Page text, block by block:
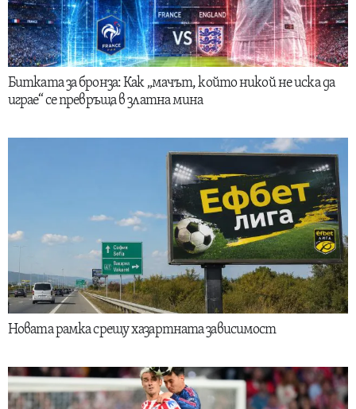
Битката за бронза: Как „мачът, който никой не иска да
играе“ се превръща в златна мина
Новата рамка срещу хазартната зависимост